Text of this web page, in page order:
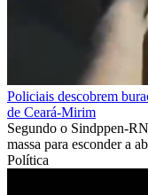
Policiais descobrem
de Ceará-Mirim
Segundo o Sindppen-
massa para esconder a
Política